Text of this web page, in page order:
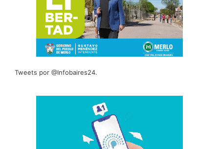
Tweets por @Infobaires24.